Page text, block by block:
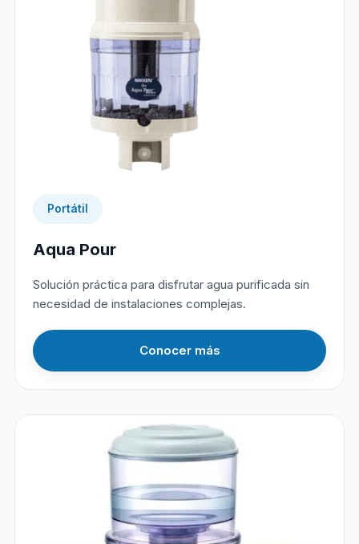
Portátil
Aqua Pour
Solución práctica para disfrutar agua purificada sin
necesidad de instalaciones complejas.
Conocer más